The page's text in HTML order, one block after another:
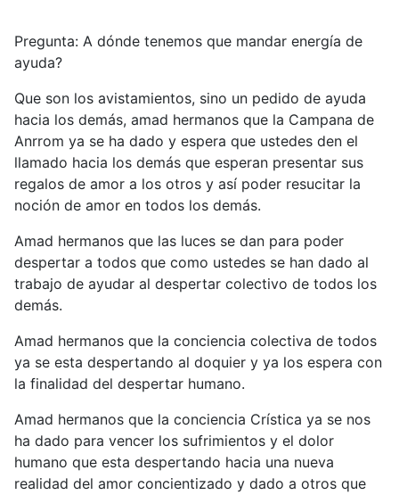
Pregunta: A dónde tenemos que mandar energía de
ayuda?
Que son los avistamientos, sino un pedido de ayuda
hacia los demás, amad hermanos que la Campana de
Anrrom ya se ha dado y espera que ustedes den el
llamado hacia los demás que esperan presentar sus
regalos de amor a los otros y así poder resucitar la
noción de amor en todos los demás.
Amad hermanos que las luces se dan para poder
despertar a todos que como ustedes se han dado al
trabajo de ayudar al despertar colectivo de todos los
demás.
Amad hermanos que la conciencia colectiva de todos
ya se esta despertando al doquier y ya los espera con
la finalidad del despertar humano.
Amad hermanos que la conciencia Crística ya se nos
ha dado para vencer los sufrimientos y el dolor
humano que esta despertando hacia una nueva
realidad del amor concientizado y dado a otros que